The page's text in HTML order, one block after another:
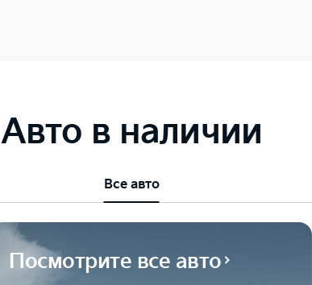
Авто в наличии
Все авто
Посмотрите все авто